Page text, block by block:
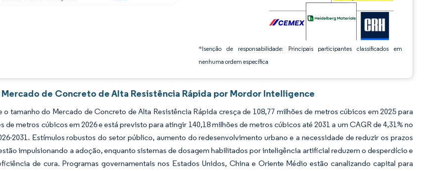
*Isenção de responsabilidade: Principais participantes classificados em
nenhuma ordem específica
de Concreto de Alta Resistência Rápida por Mordor Intelligence
o tamanho do Mercado de Concreto de Alta Resistência Rápida cresça de 108,77 milhões de metros cúbicos em 2025 para
de metros cúbicos em 2026 e está previsto para atingir 140,18 milhões de metros cúbicos até 2031 a um CAGR de 4,31% no
2031. Estímulos robustos do setor público, aumento do redesenvolvimento urbano e a necessidade de reduzir os prazos
impulsionando a adoção, enquanto sistemas de dosagem habilitados por inteligência artificial reduzem o desperdício e
de cura. Programas governamentais nos Estados Unidos, China e Oriente Médio estão canalizando capital para